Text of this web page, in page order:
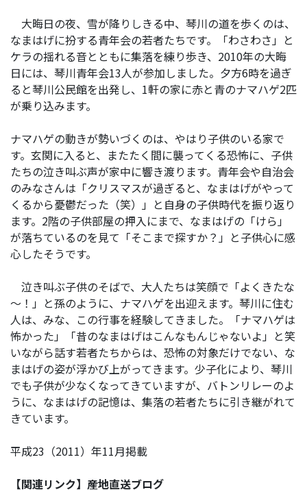
大晦日の夜、雪が降りしきる中、琴川の道を歩くのは、
なまはげに扮する青年会の若者たちです。「わさわさ」と
ケラの揺れる音とともに集落を練り歩き、 2010年の大晦
日には、琴川青年会13人が参加しました。夕方6時を過ぎ
ると琴川公民館を出発し、1軒の家に赤と青のナマハゲ2匹
が乗り込みます。
ナマハゲの動きが勢いづくのは、やはり子供のいる家で
す。玄関に入ると、またたく間に襲ってくる恐怖に、子供
たちの泣き叫ぶ声が家中に響き渡ります。青年会や自治会
のみなさんは「クリスマスが過ぎると、なまはげがやって
くるから憂鬱だった（笑）」と自身の子供時代を振り返り
ます。2階の子供部屋の押入にまで、なまはげの「けら」
が落ちているのを見て「そこまで探すか？」と子供心に感
心したそうです。
泣き叫ぶ子供のそばで、大人たちは笑顔で「よくきたな
～！」と孫のように、ナマハゲを出迎えます。琴川に住む
人は、みな、この行事を経験してきました。「ナマハゲは
怖かった」「昔のなまはげはこんなもんじゃないよ」と笑
いながら話す若者たちからは、恐怖の対象だけでない、な
まはげの姿が浮かび上がってきます。少子化により、琴川
でも子供が少なくなってきていますが、バトンリレーのよ
うに、なまはげの記憶は、集落の若者たちに引き継がれて
きています。
平成23（2011）年11月掲載
【関連リンク】産地直送ブログ